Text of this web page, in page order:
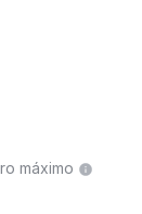
máximo